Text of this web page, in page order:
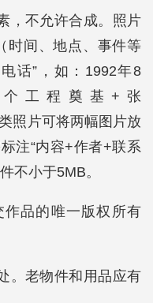
，不允许合成。照片
时间、地点、事件等
话”，如：1992年8
工程奠基+张
照片可将两幅图片放
注“内容+作者+联系
不小于5MB。
品的唯一版权所有
。老物件和用品应有